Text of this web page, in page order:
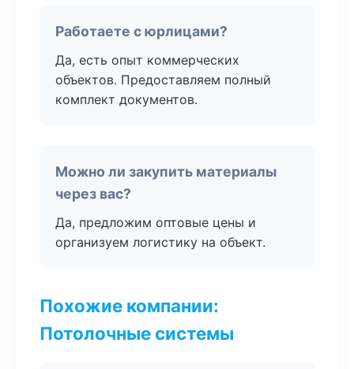
Работаете с юрлицами?
Да, есть опыт коммерческих
объектов. Предоставляем полный
комплект документов.
Можно ли закупить материалы
через вас?
Да, предложим оптовые цены и
организуем логистику на объект.
Похожие компании:
Потолочные системы